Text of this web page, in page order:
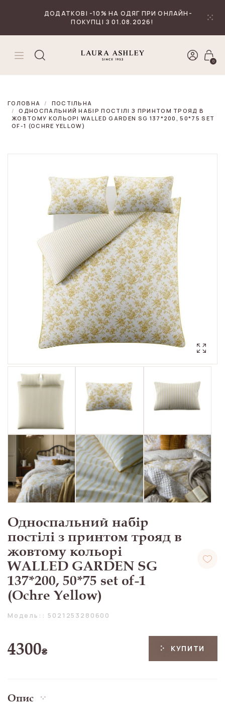
ДОДАТКОВІ -10% НА ОДЯГ ПРИ ОНЛАЙН-
ПОКУПЦІ З 01.08.2026!
0
ГОЛОВНА
ПОСТІЛЬНА
ОДНОСПАЛЬНИЙ НАБІР ПОСТІЛІ З ПРИНТОМ ТРОЯД В
ЖОВТОМУ КОЛЬОРІ WALLED GARDEN SG 137*200, 50*75 SET
OF-1 (OCHRE YELLOW)
Односпальний набір
постілі з принтом трояд в
жовтому кольорі
WALLED GARDEN SG
137*200, 50*75 set of-1
(Ochre Yellow)
Модель:: 5021253280600
4300₴ КУПИТИ
Опис